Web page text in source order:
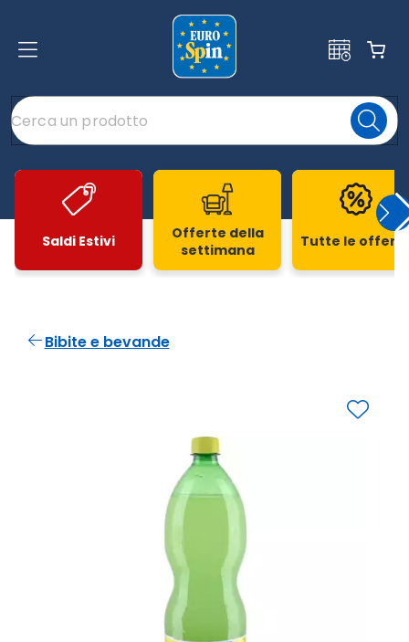
Saldi Estivi
Offerte della
settimana
Tutte le
Bibite e bevande